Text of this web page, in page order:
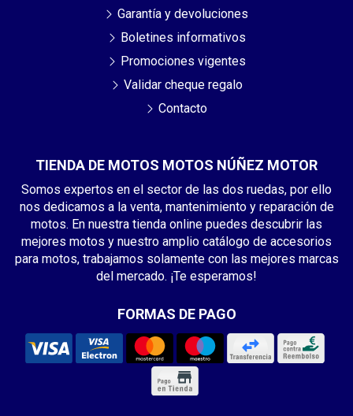
TIENDA DE MOTOS MOTOS NÚÑEZ MOTOR
Somos expertos en el sector de las dos ruedas, por ello
nos dedicamos a la venta, mantenimiento y reparación de
motos. En nuestra tienda online puedes descubrir las
mejores motos y nuestro amplio catálogo de accesorios
para motos, trabajamos solamente con las mejores marcas
del mercado. ¡Te esperamos!
FORMAS DE PAGO
Garantía y devoluciones
Boletines informativos
Promociones vigentes
Validar cheque regalo
Contacto